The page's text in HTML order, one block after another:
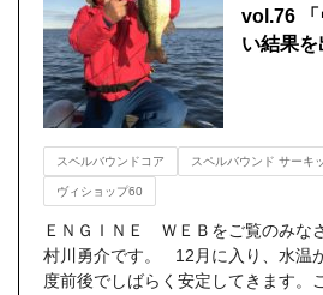
vol.76 「
い結果を
スペルバウンドコア スペルバウンド サーキ
ヴィショップ60
ＥＮＧＩＮＥ ＷＥＢをご覧のみな
村川勇介です。 12月に入り、水温
度前後でしばらく安定してきます。